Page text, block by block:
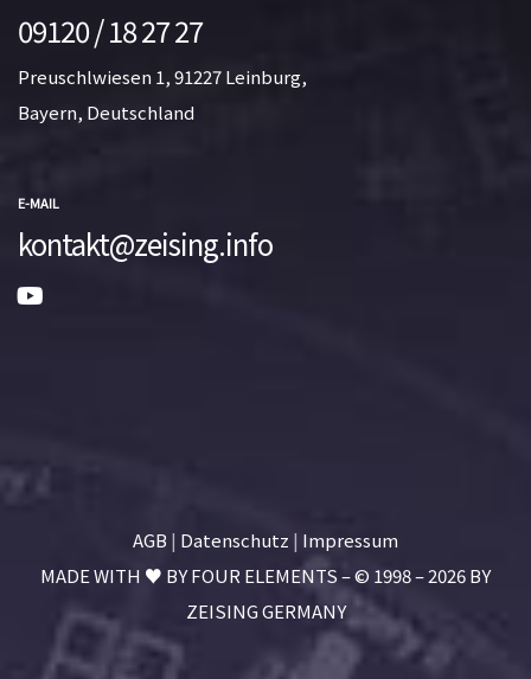
09120 / 18 27 27
Preuschlwiesen 1, 91227 Leinburg,
Bayern, Deutschland
E-MAIL
kontakt@zeising.info
MADE WITH ♥ BYFOUR ELEMENTS– © 1998 – 2026 BY
ZEISING GERMANY
AGB | Datenschutz | Impressum